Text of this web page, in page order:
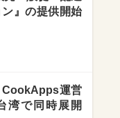
』の提供開始
CookApps運営
湾で同時展開